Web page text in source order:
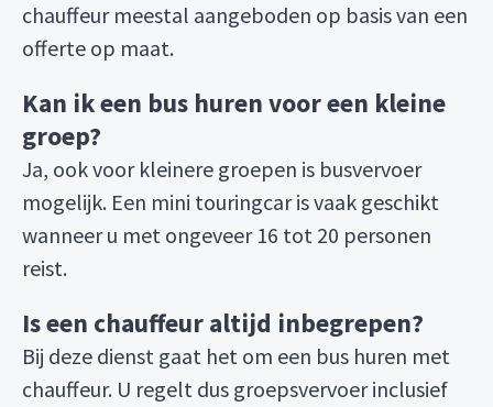
chauffeur meestal aangeboden op basis van een
offerte op maat.
Kan ik een bus huren voor een kleine
groep?
Ja, ook voor kleinere groepen is busvervoer
mogelijk. Een mini touringcar is vaak geschikt
wanneer u met ongeveer 16 tot 20 personen
reist.
Is een chauffeur altijd inbegrepen?
Bij deze dienst gaat het om een bus huren met
chauffeur. U regelt dus groepsvervoer inclusief